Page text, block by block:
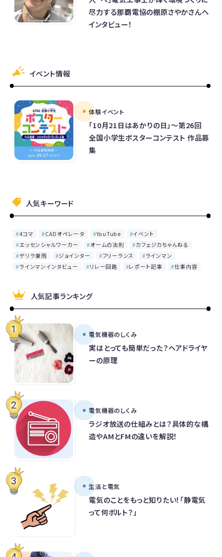
尽力する那覇電協の棚原さやかさんへ
インタビュー！
イベント情報
体験イベント
「10月21日はあかりの日」～第26回
全国小学生ポスターコンテスト 作品募
集
人気キーワード
4コマ CADオペレータ YouTube
イベント
エッセンシャルワーカー
オームの法則
カフェジカちゃんねる
ゲリラ豪雨
ジョインター フリーランス
ラインマン
ラインマンインタビュー
リレー回路 レポート記事 仕事内容
人気記事ランキング
電気機器のしくみ
実はとっても簡単だった？ヘアドライヤ
ーの原理
電気機器のしくみ
ラジオ放送の仕組みとは？具体的な構
造やAMとFMの違いを解説！
生活と電気
電気のことをもっと知りたい！「静電気
って何ボルト？」